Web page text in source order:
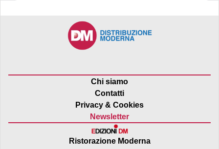
Chi siamo
Contatti
Privacy & Cookies
Newsletter
Ristorazione Moderna